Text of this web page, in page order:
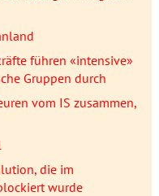
führen «intensive»
Gruppen durch
vom IS zusammen,
die im
wurde